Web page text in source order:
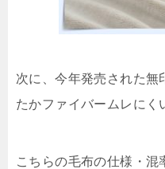
次に、今年発売された無
たかファイバームレにく
こちらの毛布の仕様・混